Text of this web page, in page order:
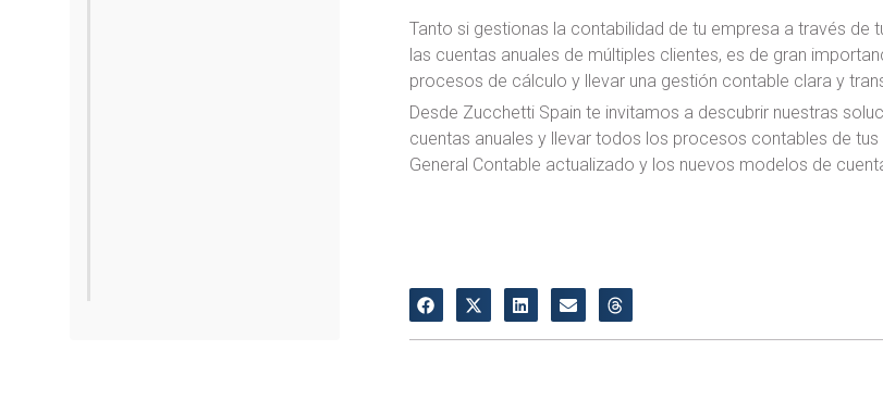
Tanto si gestionas la contabilidad de tu empresa a través
las cuentas anuales de múltiples clientes, es de gran
procesos de cálculo y llevar una gestión contable clara y
Desde Zucchetti Spain te invitamos a descubrir nuestras
cuentas anuales y llevar todos los procesos contables de
General Contable actualizado y los nuevos modelos de